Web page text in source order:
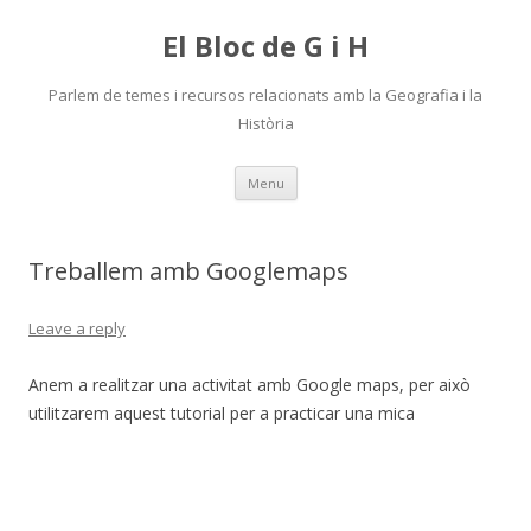
El Bloc de G i H
Parlem de temes i recursos relacionats amb la Geografia i la
Història
Menu Skip
content
Treballem amb Googlemaps
Leave a reply
Anem a realitzar una activitat amb Google maps, per això
utilitzarem aquest tutorial per a practicar una mica